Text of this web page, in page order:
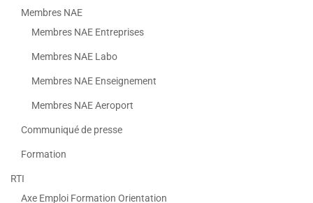
Membres NAE
Membres NAE Entreprises
Membres NAE Labo
Membres NAE Enseignement
Membres NAE Aeroport
Communiqué de presse
Formation
RTI
Axe Emploi Formation Orientation